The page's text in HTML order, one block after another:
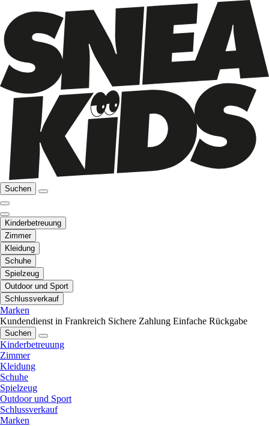
Suchen
Kinderbetreuung
Zimmer
Kleidung
Schuhe
Spielzeug
Outdoor und Sport
Schlussverkauf
Marken
Kundendienst in Frankreich Sichere Zahlung Einfache Rückgabe
Suchen
Kinderbetreuung
Zimmer
Kleidung
Schuhe
Spielzeug
Outdoor und Sport
Schlussverkauf
Marken